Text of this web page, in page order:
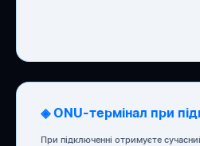
◈ ONU-термінал при
При підключенні отримуєте